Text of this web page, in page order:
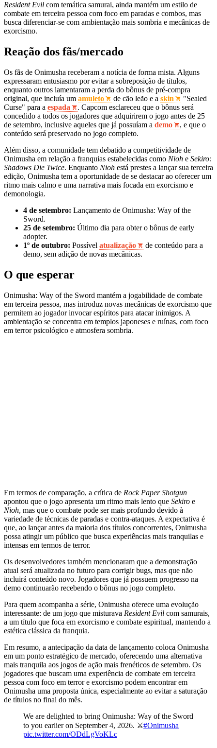
Resident Evil com temática samurai, ainda mantém um estilo de
combate em terceira pessoa com foco em paradas e combos, mas
busca diferenciar-se com ambientação mais sombria e mecânicas de
exorcismo.
Reação dos fãs/mercado
Os fãs de Onimusha receberam a notícia de forma mista. Alguns
expressaram entusiasmo por evitar a sobreposição de títulos,
enquanto outros lamentaram a perda do bônus de pré‑compra
original, que incluía um amuleto de cão leão e a skin
"Sealed
Curse" para a espada
. Capcom esclareceu que o bônus será
concedido a todos os jogadores que adquirirem o jogo antes de 25
de setembro, inclusive aqueles que já possuíam a demo
, e que o
conteúdo será preservado no jogo completo.
Além disso, a comunidade tem debatido a competitividade de
Onimusha em relação a franquias estabelecidas como Nioh e Sekiro:
Shadows Die Twice. Enquanto Nioh está prestes a lançar sua terceira
edição, Onimusha tem a oportunidade de se destacar ao oferecer um
ritmo mais calmo e uma narrativa mais focada em exorcismo e
demonologia.
4 de setembro: Lançamento de Onimusha: Way of the
Sword.
25 de setembro: Último dia para obter o bônus de early
adopter.
1º de outubro: Possível atualização
de conteúdo para a
demo, sem adição de novas mecânicas.
O que esperar
Onimusha: Way of the Sword mantém a jogabilidade de combate
em terceira pessoa, mas introduz novas mecânicas de exorcismo que
permitem ao jogador invocar espíritos para atacar inimigos. A
ambientação se concentra em templos japoneses e ruínas, com foco
em terror psicológico e atmosfera sombria.
Em termos de comparação, a crítica de Rock Paper Shotgun
apontou que o jogo apresenta um ritmo mais lento que Sekiro e
Nioh, mas que o combate pode ser mais profundo devido à
variedade de técnicas de paradas e contra‑ataques. A expectativa é
que, ao lançar antes da maioria dos títulos concorrentes, Onimusha
possa atingir um público que busca experiências mais tranquilas e
intensas em termos de terror.
Os desenvolvedores também mencionaram que a demonstração
atual será atualizada no futuro para corrigir bugs, mas que não
incluirá conteúdo novo. Jogadores que já possuem progresso na
demo continuarão recebendo o bônus no jogo completo.
Para quem acompanha a série, Onimusha oferece uma evolução
interessante: de um jogo que misturava Resident Evil com samurais,
a um título que foca em exorcismo e combate espiritual, mantendo a
estética clássica da franquia.
Em resumo, a antecipação da data de lançamento coloca Onimusha
em um ponto estratégico de mercado, oferecendo uma alternativa
mais tranquila aos jogos de ação mais frenéticos de setembro. Os
jogadores que buscam uma experiência de combate em terceira
pessoa com foco em terror e exorcismo podem encontrar em
Onimusha uma proposta única, especialmente ao evitar a saturação
de títulos no final do mês.
We are delighted to bring Onimusha: Way of the Sword
to you earlier on September 4, 2026. ⚔️#Onimusha
pic.twitter.com/ODdLgVoKLc